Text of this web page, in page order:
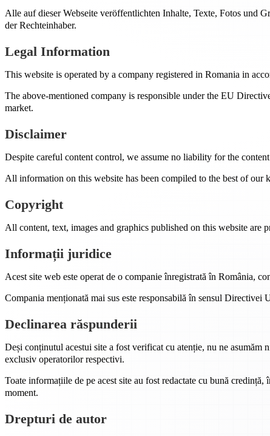
Alle auf dieser Webseite veröffentlichten Inhalte, Texte, Fotos und
der Rechteinhaber.
Legal Information
This website is operated by a company registered in Romania in
The above-mentioned company is responsible under the EU
market.
Disclaimer
Despite careful content control, we assume no liability for the
All information on this website has been compiled to the best of our
Copyright
All content, text, images and graphics published on this website
Informații juridice
Acest site web este operat de o companie înregistrată în România,
Compania menționată mai sus este responsabilă în sensul
Declinarea răspunderii
Deși conținutul acestui site a fost verificat cu atenție, nu ne
exclusiv operatorilor respectivi.
Toate informațiile de pe acest site au fost redactate cu bună
moment.
Drepturi de autor